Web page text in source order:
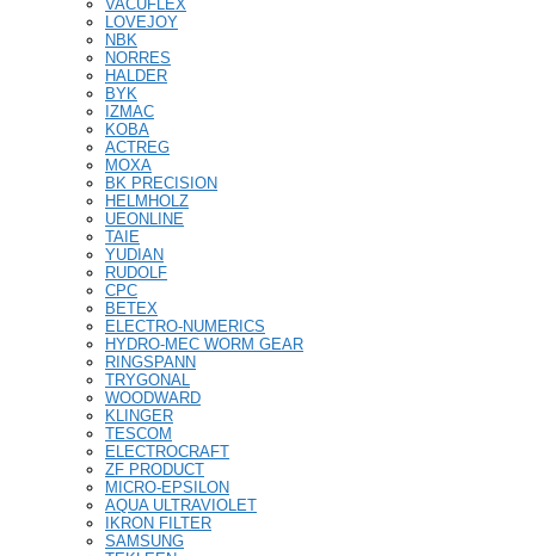
VACUFLEX
LOVEJOY
NBK
NORRES
HALDER
BYK
IZMAC
KOBA
ACTREG
MOXA
BK PRECISION
HELMHOLZ
UEONLINE
TAIE
YUDIAN
RUDOLF
CPC
BETEX
ELECTRO-NUMERICS
HYDRO-MEC WORM GEAR
RINGSPANN
TRYGONAL
WOODWARD
KLINGER
TESCOM
ELECTROCRAFT
ZF PRODUCT
MICRO-EPSILON
AQUA ULTRAVIOLET
IKRON FILTER
SAMSUNG